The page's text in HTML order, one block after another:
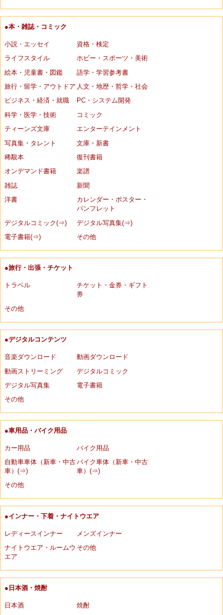
●本・雑誌・コミック
小説・エッセイ
資格・検定
ライフスタイル
ホビー・スポーツ・美術
絵本・児童書・図鑑
語学・学習参考書
旅行・留学・アウトドア 人文・地歴・哲学・社会
ビジネス・経済・就職
PC・システム開発
科学・医学・技術
コミック
ティーンズ文庫
エンターテインメント
写真集・タレント
文庫・新書
稀覯本
復刊書籍
オンデマンド書籍
楽譜
雑誌
新聞
洋書
カレンダー・ポスター・
パンフレット
デジタルコミック(⇒)
デジタル写真集(⇒)
電子書籍(⇒)
その他
●旅行・出張・チケット
トラベル
チケット・金券・ギフト
券
その他
●デジタルコンテンツ
音楽ダウンロード
動画ダウンロード
動画ストリーミング
デジタルコミック
デジタル写真集
電子書籍
その他
●車用品・バイク用品
カー用品
バイク用品
自動車車体（新車・中古
車）(⇒)
バイク車体（新車・中古
車）(⇒)
その他
●インナー・下着・ナイトウエア
レディースインナー
メンズインナー
ナイトウエア・ルームウ
エア
その他
●日本酒・焼酎
日本酒
焼酎